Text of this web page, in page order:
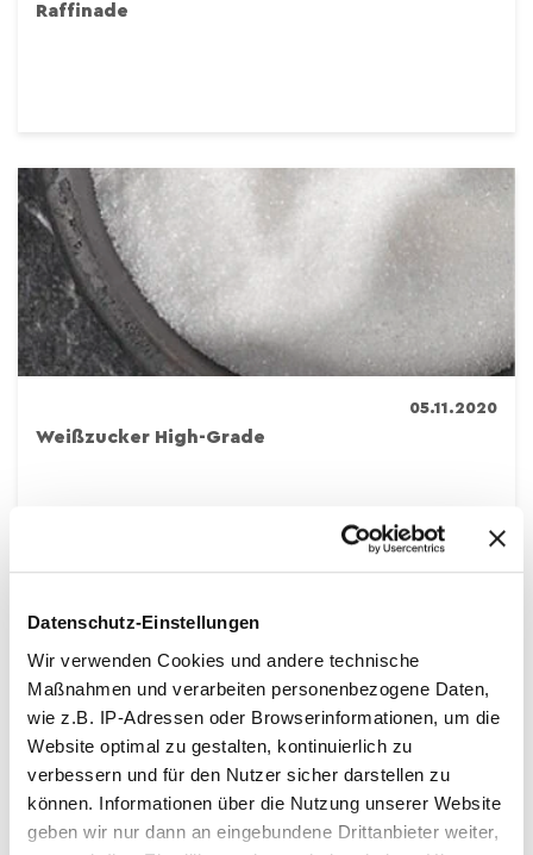
Datenschutz-Einstellungen
Wir verwenden Cookies und andere technische
Maßnahmen und verarbeiten personenbezogene Daten,
wie z.B. IP-Adressen oder Browserinformationen, um die
Website optimal zu gestalten, kontinuierlich zu
verbessern und für den Nutzer sicher darstellen zu
können. Informationen über die Nutzung unserer Website
geben wir nur dann an eingebundene Drittanbieter weiter,
Raffinade
05.11.2020
Weißzucker High-Grade
28.10.2020